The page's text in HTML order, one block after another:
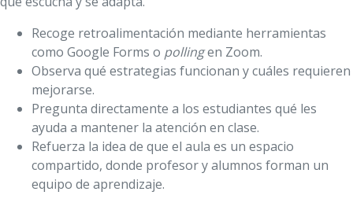
Recoge retroalimentación mediante herramientas
como Google Forms o pollingen Zoom.
Observa qué estrategias funcionan y cuáles requieren
mejorarse.
Pregunta directamente a los estudiantes qué les
ayuda a mantener la atención en clase.
Refuerza la idea de que el aula es un espacio
compartido, donde profesor y alumnos forman un
equipo de aprendizaje.